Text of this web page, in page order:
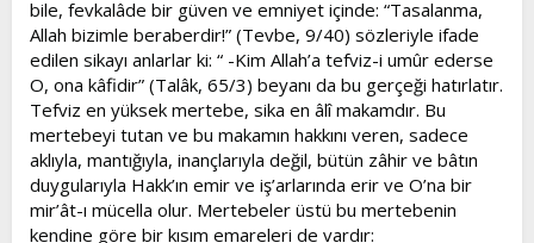
bile, fevkalâde bir güven ve emniyet içinde: “Tasalanma,
Allah bizimle beraberdir!” (Tevbe, 9/40) sözleriyle ifade
edilen sikayı anlarlar ki: “ -Kim Allah’a tefviz-i umûr ederse
O, ona kâfidir” (Talâk, 65/3) beyanı da bu gerçeği hatırlatır.
Tefviz en yüksek mertebe, sika en âlî makamdır. Bu
mertebeyi tutan ve bu makamın hakkını veren, sadece
aklıyla, mantığıyla, inançlarıyla değil, bütün zâhir ve bâtın
duygularıyla Hakk’ın emir ve iş’arlarında erir ve O’na bir
mir’ât-ı mücella olur. Mertebeler üstü bu mertebenin
kendine göre bir kısım emareleri de vardır: